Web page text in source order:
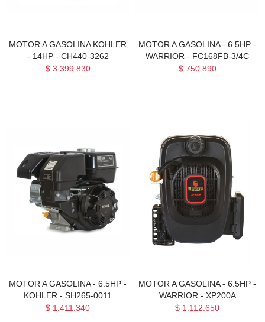
MOTOR A GASOLINA KOHLER
- 14HP - CH440-3262
$ 3.399.830
MOTOR A GASOLINA - 6.5HP -
WARRIOR - FC168FB-3/4C
$ 750.890
MOTOR A GASOLINA - 6.5HP -
KOHLER - SH265-0011
$ 1.411.340
MOTOR A GASOLINA - 6.5HP -
WARRIOR - XP200A
$ 1.112.650